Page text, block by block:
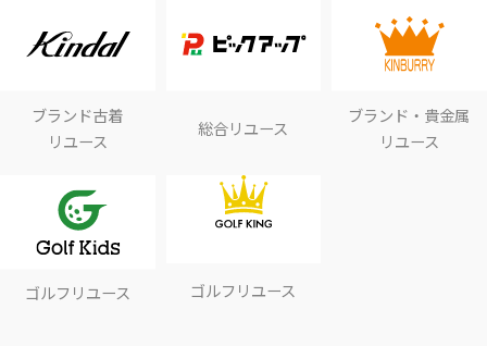
ブランド古着
リユース
総合リユース
ブランド・貴金属
リユース
ゴルフリユース ゴルフリユース